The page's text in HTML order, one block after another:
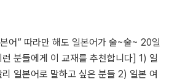
~술~ 20일
일본어로 말하고 싶은 분들 2) 일본 여